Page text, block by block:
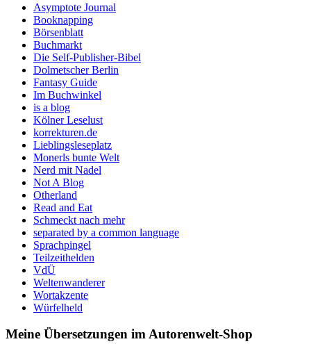
Asymptote Journal
Booknapping
Börsenblatt
Buchmarkt
Die Self-Publisher-Bibel
Dolmetscher Berlin
Fantasy Guide
Im Buchwinkel
is a blog
Kölner Leselust
korrekturen.de
Lieblingsleseplatz
Monerls bunte Welt
Nerd mit Nadel
Not A Blog
Otherland
Read and Eat
Schmeckt nach mehr
separated by a common language
Sprachpingel
Teilzeithelden
VdÜ
Weltenwanderer
Wortakzente
Würfelheld
Meine Übersetzungen im Autorenwelt-Shop